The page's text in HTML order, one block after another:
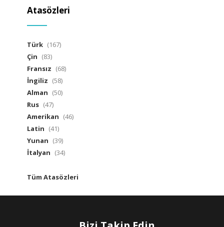
Atasözleri
Türk (167)
Çin (83)
Fransız (68)
İngiliz (58)
Alman (50)
Rus (47)
Amerikan (46)
Latin (41)
Yunan (39)
İtalyan (34)
Tüm Atasözleri